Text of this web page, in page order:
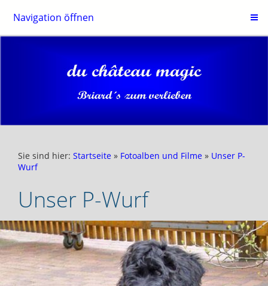
Navigation öffnen
Sie sind hier: Startseite » Fotoalben und Filme » Unser P-
Wurf
Unser P-Wurf